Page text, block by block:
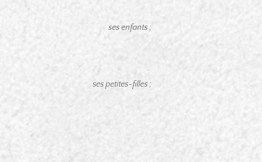
ses enfants ;
ses petites-filles ;